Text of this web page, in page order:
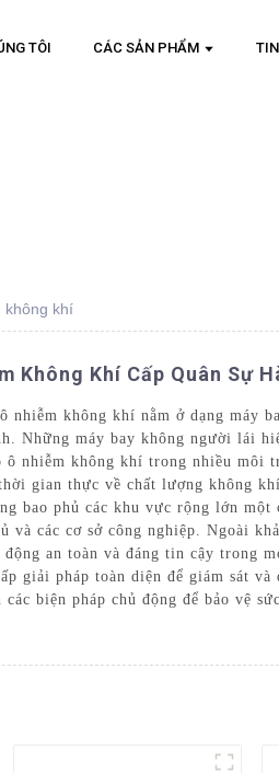
TÔI CÁC SẢN PHẨM
không khí
Không Khí Cấp Quân Sự
không khí nằm ở dạng máy
máy bay không người lái
ô nhiễm không khí trong nhiều
gian thực về chất lượng không
bao phủ các khu vực rộng lớn
các cơ sở công nghiệp. Ngoài
an toàn và đáng tin cậy trong
giải pháp toàn diện để giám sát
biện pháp chủ động để bảo vệ